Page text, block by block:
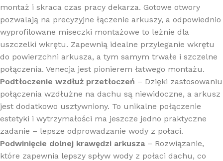
montaż i skraca czas pracy dekarza. Gotowe otwory
pozwalają na precyzyjne łączenie arkuszy, a odpowiednio
wyprofilowane miseczki montażowe to leżnie dla
uszczelki wkrętu. Zapewnią idealne przyleganie wkrętu
do powierzchni arkusza, a tym samym trwałe i szczelne
połączenia. Venecja jest pionierem łatwego montażu.
Podtłoczenie wzdłuż przetłoczeń – Dzięki zastosowaniu
połączenia wzdłużne na dachu są niewidoczne, a arkusz
jest dodatkowo usztywniony. To unikalne połączenie
estetyki i wytrzymałości ma jeszcze jedno praktyczne
zadanie – lepsze odprowadzanie wody z połaci.
Podwinięcie dolnej krawędzi arkusza – Rozwiązanie,
które zapewnia lepszy spływ wody z połaci dachu, co